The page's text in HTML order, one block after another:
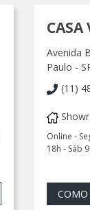
CASA
Avenida
Paulo -
(11)
Online -
18h - Sáb
COMO